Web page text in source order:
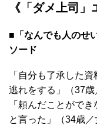
《「ダメ上司」
■「なんでも人のせ
ソード
「自分も了承した
逃れをする」（37歳
「頼んだことがで
と言った」（34歳／